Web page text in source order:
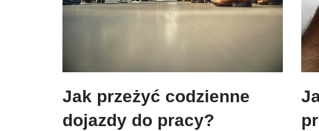
Jak przeżyć codzienne
dojazdy do pracy?